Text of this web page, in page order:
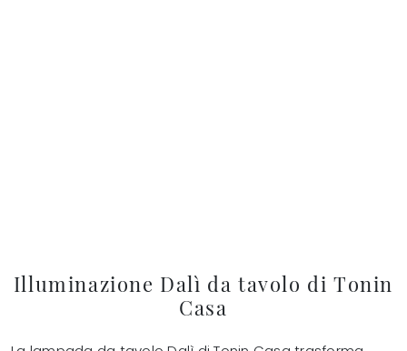
Illuminazione Dalì da tavolo di Tonin
Casa